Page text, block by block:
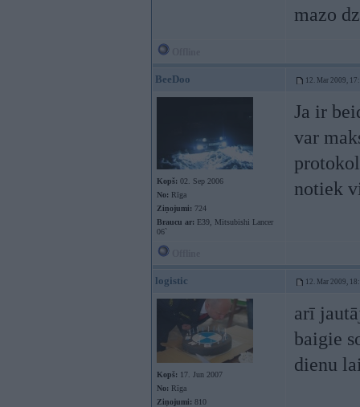
mazo
BeeDoo 12. Mar 2009,
Kopš: 02. Sep 2006
No: Rīga
Ziņojumi: 724
Braucu ar: E39, Mitsubishi Lancer
06`
Ja ir
var
notiek
logistic 12. Mar 2009,
Kopš: 17. Jun 2007
No: Rīga
Ziņojumi: 810
arī
baigie
dienu